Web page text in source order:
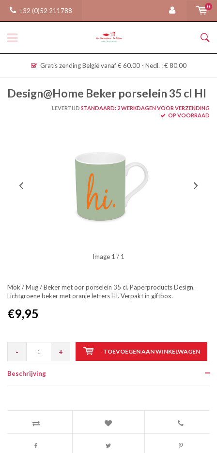
+32 (0)52 211788
0
Gratis zending België vanaf € 60.00 - Nedl. : € 80.00
Design@Home Beker porselein 35 cl HI
LEVERTIJD STANDAARD: 2 WERKDAGEN VOOR VERZENDING
OP VOORRAAD
Image 1 / 1
Mok / Mug / Beker met oor porselein 35 cl. Paperproducts Design.
Lichtgroene beker met oranje letters HI. Verpakt in giftbox.
€9,95
- + TOEVOEGEN AAN WINKELWAGEN
Beschrijving